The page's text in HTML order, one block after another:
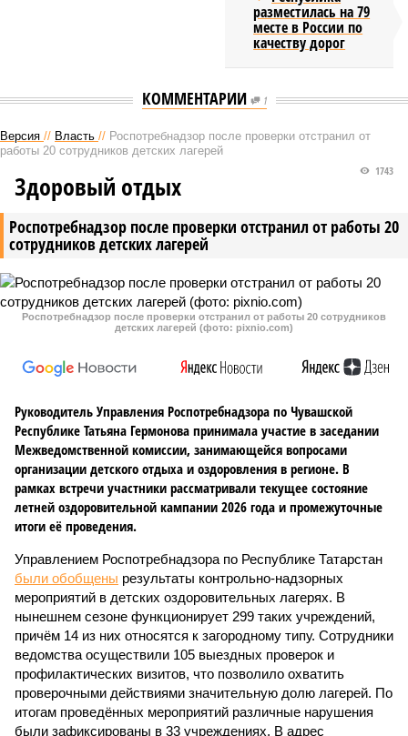
разместилась на 79
месте в России по
качеству дорог
КОММЕНТАРИИ 1
Версия // Власть // Роспотребнадзор после проверки отстранил от
работы 20 сотрудников детских лагерей
Роспотребнадзор после проверки отстранил от работы 20
сотрудников детских лагерей
1743
Здоровый отдых
Роспотребнадзор после проверки отстранил от работы 20 сотрудников
детских лагерей (фото: pixnio.com)
Руководитель Управления Роспотребнадзора по Чувашской
Республике Татьяна Гермонова принимала участие в заседании
Межведомственной комиссии, занимающейся вопросами
организации детского отдыха и оздоровления в регионе. В
рамках встречи участники рассматривали текущее состояние
летней оздоровительной кампании 2026 года и промежуточные
итоги её проведения.
Управлением Роспотребнадзора по Республике Татарстан
были обобщены результаты контрольно-надзорных
мероприятий в детских оздоровительных лагерях. В
нынешнем сезоне функционирует 299 таких учреждений,
причём 14 из них относятся к загородному типу. Сотрудники
ведомства осуществили 105 выездных проверок и
профилактических визитов, что позволило охватить
проверочными действиями значительную долю лагерей. По
итогам проведённых мероприятий различные нарушения
были зафиксированы в 33 учреждениях. В адрес